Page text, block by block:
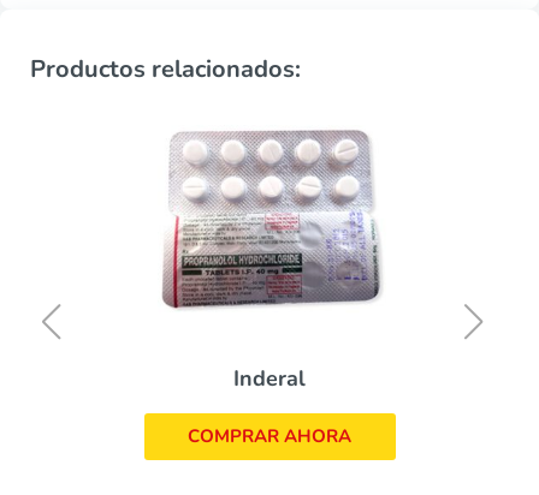
Productos relacionados:
Inderal
COMPRAR AHORA